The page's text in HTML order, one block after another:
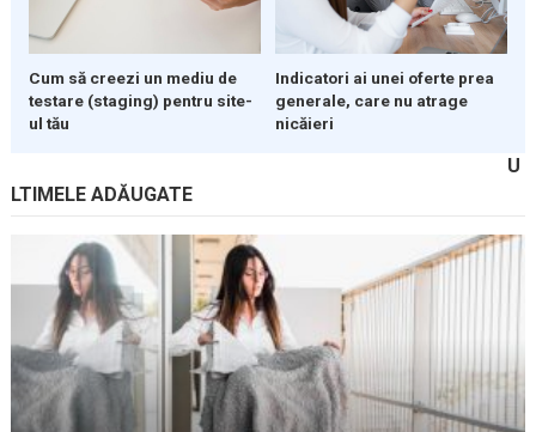
Cum să creezi un mediu de
testare (staging) pentru site-
ul tău
Indicatori ai unei oferte prea
generale, care nu atrage
nicăieri
U
LTIMELE ADĂUGATE